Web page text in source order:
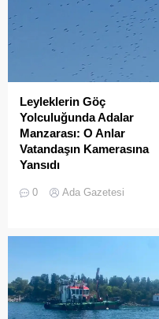
Leyleklerin Göç
Yolculuğunda Adalar
Manzarası: O Anlar
Vatandaşın Kamerasına
Yansıdı
Sonbahar göçüne başlayan
leylek sürülerinin Adalar
İstanbul’da, yüzlerce
leyleğin Adalar
semalarındaki süzülüşü cep
0 Ada Gazetesi